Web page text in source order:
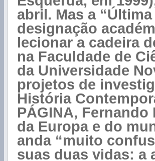
abril. Mas a
designação
lecionar a cadeira
na Faculdade de
da Universidade
projetos de
História
PÁGINA,
da Europa e do
anda “muito
suas duas vidas: a